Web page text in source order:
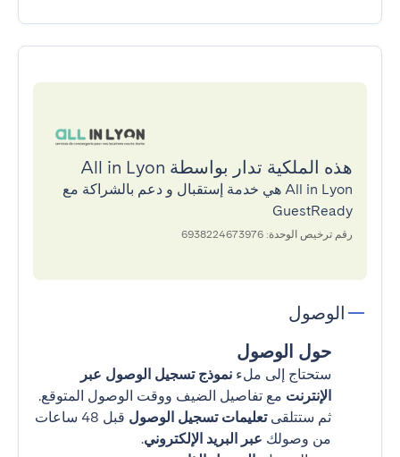
هذه الملكية تدار بواسطة All in Lyon
All in Lyon هي خدمة إستقبال و دعم بالشراكة مع
GuestReady
رقم ترخيص الوحدة: 6938224673976
الوصول
حول الوصول
ستحتاج إلى ملء نموذج تسجيل الوصول عبر
الإنترنت مع تفاصيل الضيف ووقت الوصول المتوقع.
ثم ستتلقىتعليمات تسجيل الوصول
قبل 48 ساعات
من وصولك عبر البريد الإلكتروني.